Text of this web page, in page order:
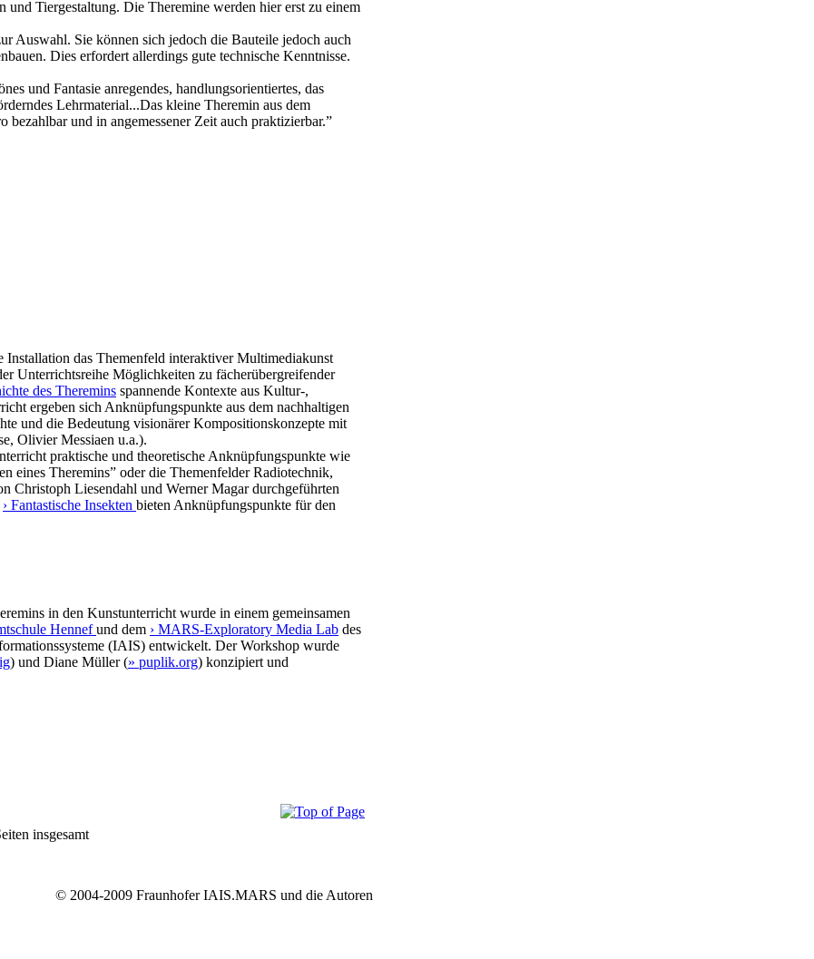
und Tiergestaltung. Die Theremine werden hier erst zu einem
Auswahl. Sie können sich jedoch die Bauteile jedoch auch
Dies erfordert allerdings gute technische Kenntnisse.
und Fantasie anregendes, handlungsorientiertes, das
Lehrmaterial...Das kleine Theremin aus dem
bezahlbar und in angemessener Zeit auch praktizierbar.”
Installation das Themenfeld interaktiver Multimediakunst
Unterrichtsreihe Möglichkeiten zu fächerübergreifender
des Theremins spannende Kontexte aus Kultur-,
ergeben sich Anknüpfungspunkte aus dem nachhaltigen
und die Bedeutung visionärer Kompositionskonzepte mit
Olivier Messiaen u.a.).
praktische und theoretische Anknüpfungspunkte wie
eines Theremins” oder die Themenfelder Radiotechnik,
Christoph Liesendahl und Werner Magar durchgeführten
› Fantastische Insekten bieten Anknüpfungspunkte für den
in den Kunstunterricht wurde in einem gemeinsamen
Hennefund dem › MARS-Exploratory Media Lab des
(IAIS) entwickelt. Der Workshop wurde
) und Diane Müller (» puplik.org) konzipiert und
insgesamt
© 2004-2009 Fraunhofer IAIS.MARS und die Autoren